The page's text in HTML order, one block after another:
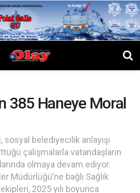
385 Haneye Moral
belediyecilik anlayışı
çalışmalarla vatandaşların
olmaya devam ediyor.
Müdürlüğü’ne bağlı Sağlık
2025 yılı boyunca